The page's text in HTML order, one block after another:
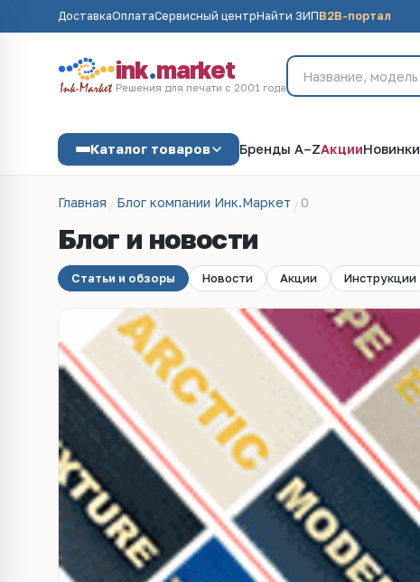
ДоставкаОплатаСервисный центрНайти ЗИПB2B-портал
ink.market
Решения для печати с 2001 года
Каталог товаров Бренды A–ZАкцииНовинки
Главная Блог компании Инк.Маркет 0
Блог и новости
Статьи и обзоры Новости Акции Инструкции